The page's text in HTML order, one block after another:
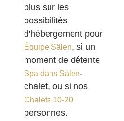
plus sur les
possibilités
d'hébergement pour
Équipe Sälen, si un
moment de détente
Spa dans Sälen-
chalet, ou si nos
Chalets 10-20
personnes.